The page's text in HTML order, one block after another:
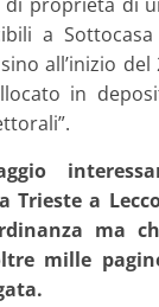
a
all’inizio
in
Trieste a
ma
mille